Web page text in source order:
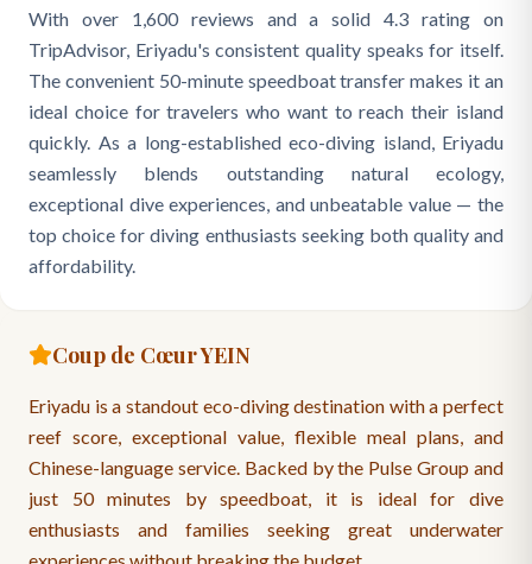
With over 1,600 reviews and a solid 4.3 rating on
TripAdvisor, Eriyadu's consistent quality speaks for itself.
The convenient 50-minute speedboat transfer makes it an
ideal choice for travelers who want to reach their island
quickly. As a long-established eco-diving island, Eriyadu
seamlessly blends outstanding natural ecology,
exceptional dive experiences, and unbeatable value — the
top choice for diving enthusiasts seeking both quality and
affordability.
Coup de Cœur YEIN
Eriyadu is a standout eco-diving destination with a perfect
reef score, exceptional value, flexible meal plans, and
Chinese-language service. Backed by the Pulse Group and
just 50 minutes by speedboat, it is ideal for dive
enthusiasts and families seeking great underwater